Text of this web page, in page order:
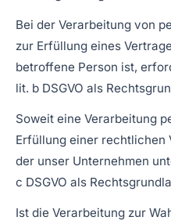
Bei der Verarbeitung von
zur Erfüllung eines
betroffene Person ist,
lit. b DSGVO als
Soweit eine Verarbeitung
Erfüllung einer
der unser Unternehmen
c DSGVO als
Ist die Verarbeitung zur